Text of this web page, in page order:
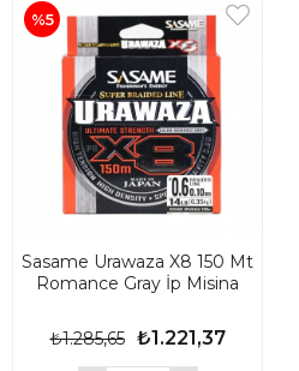
Sasame Urawaza X8 150 Mt
Romance Gray İp Misina
₺1.221,37
₺1.285,65
%5